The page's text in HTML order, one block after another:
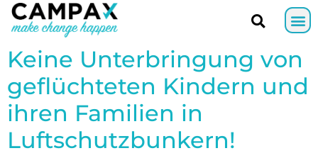
Keine Unterbringung von
geflüchteten Kindern und
ihren Familien in
Luftschutzbunkern!